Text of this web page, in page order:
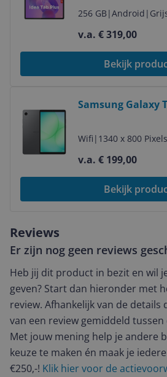
256 GB|Android |
v.a. € 319,00
Bekijk
Samsung Galaxy
Wifi | 1340 x 800 Pixels
v.a. € 199,00
Bekijk
Reviews
Er zijn nog geen reviews
Heb jij dit product in bezit en wil
geven? Start dan hieronder met
review. Afhankelijk van de
van een review gemiddeld
Met jouw mening help je andere
keuze te maken én maak je
€250,-! Klik hier voor de